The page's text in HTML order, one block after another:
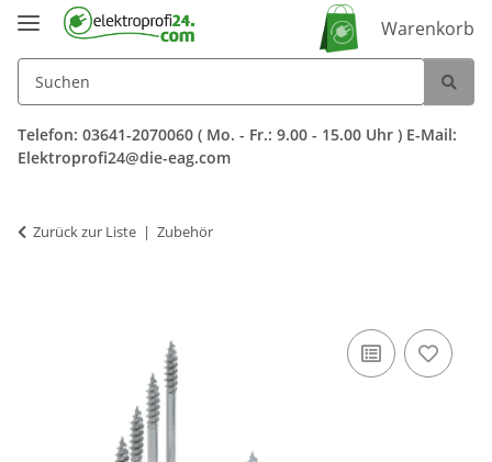
Warenkorb
Telefon: 03641-2070060 ( Mo. - Fr.: 9.00 - 15.00 Uhr ) E-Mail:
Elektroprofi24@die-eag.com
Zurück zur Liste Zubehör